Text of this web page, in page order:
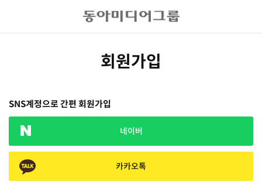
회원가입
SNS계정으로 간편 회원가입
네이버
카카오톡